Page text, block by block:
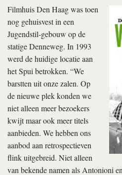
Filmhuis Den Haag was toen
nog gehuisvest in een
Jugendstil-gebouw op de
statige Denneweg. In 1993
werd de huidige locatie aan
het Spui betrokken. “We
barstten uit onze zalen. Op
de nieuwe plek konden we
niet alleen meer bezoekers
kwijt maar ook meer titels
aanbieden. We hebben ons
aanbod aan retrospectieven
flink uitgebreid. Niet alleen
van bekende namen als Antonioni